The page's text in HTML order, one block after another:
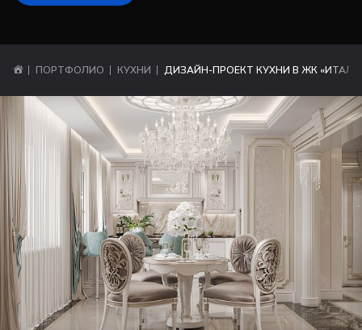
ПОРТФОЛИО КУХНИ ДИЗАЙН-ПРОЕКТ КУХНИ В ЖК